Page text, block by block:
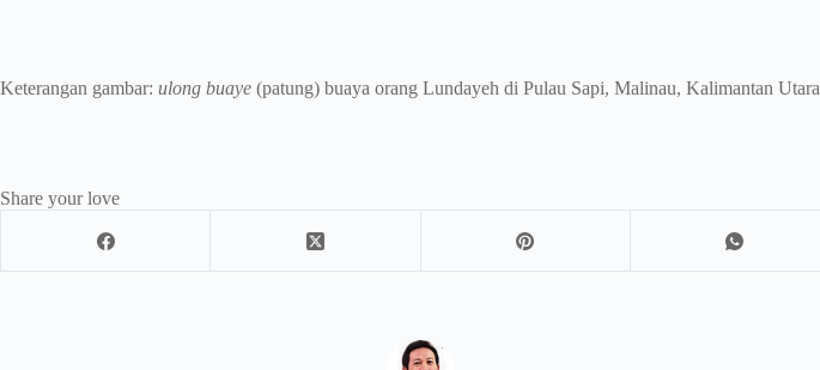
Keterangan gambar: ulong buaye (patung) buaya orang Lundayeh di Pulau Sapi, Malinau, Kalimantan
Share your love